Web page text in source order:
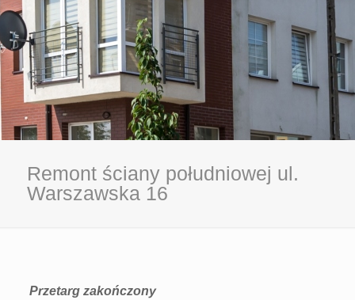
Remont ściany południowej ul.
Warszawska 16
Przetarg zakończony